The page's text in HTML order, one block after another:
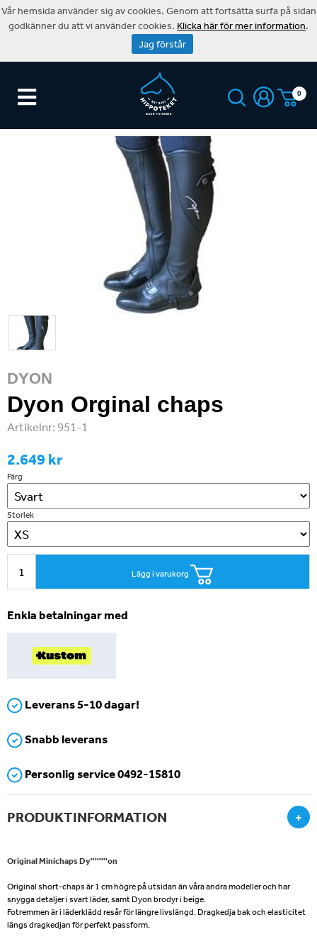
0
DYON
Dyon Orginal chaps
Artikelnr: 951-1
2.649 kr
Färg
Storlek
Lägg i varukorg
Enkla betalningar med
Leverans 5-10 dagar!
Snabb leverans
Personlig service 0492-15810
PRODUKTINFORMATION +
Original Minichaps Dy''''''''on
Original short-chaps är 1 cm högre på utsidan än våra andra modeller och har
snygga detaljer i svart läder, samt Dyon brodyr i beige.
Fotremmen är i läderklädd resår för längre livslängd. Dragkedja bak och elasticitet
längs dragkedjan för perfekt passform.
Vår hemsida använder sig av cookies. Genom att fortsätta surfa på sidan
godkänner du att vi använder cookies. Klicka här för mer information.
Jag förstår